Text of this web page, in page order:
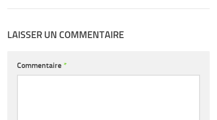
LAISSER UN COMMENTAIRE
Commentaire *